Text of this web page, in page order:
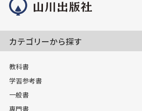
カテゴリーから探す
教科書
学習参考書
一般書
専門書